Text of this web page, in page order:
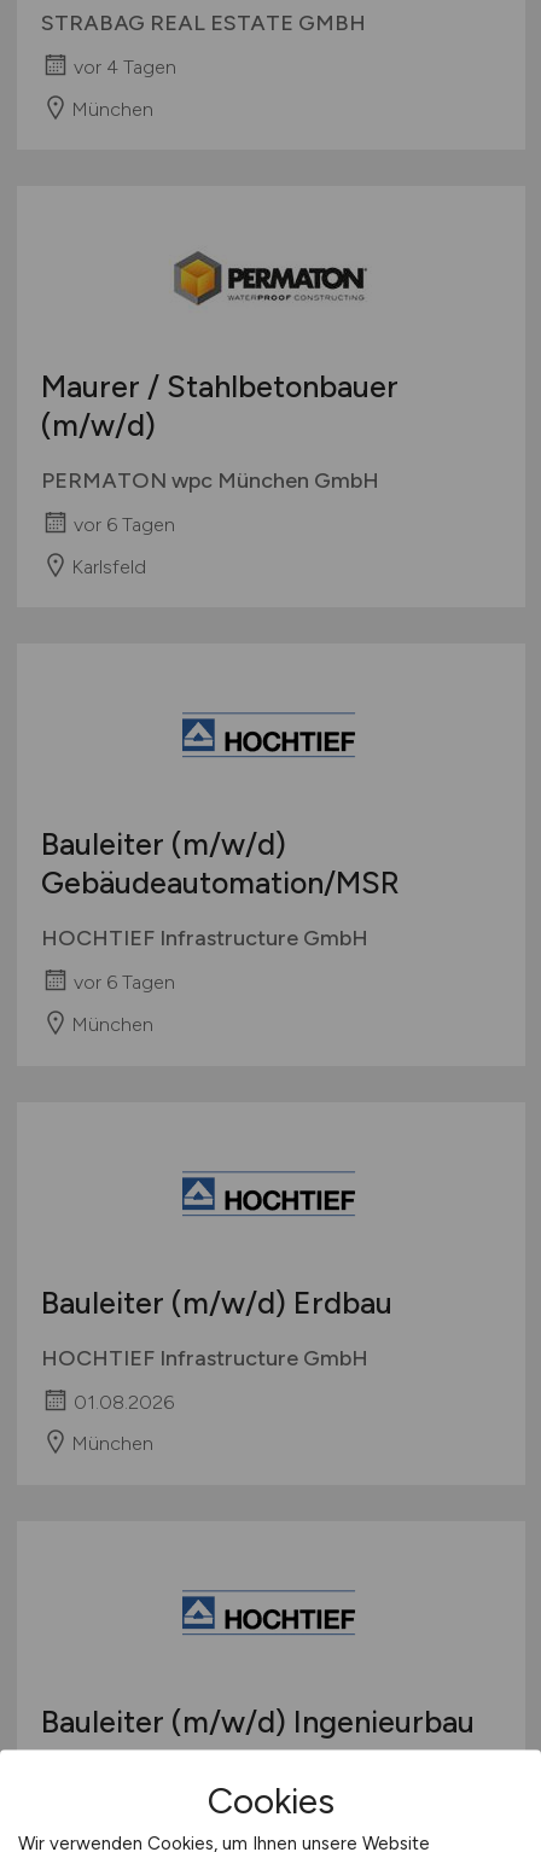
STRABAG REAL ESTATE GMBH
vor 4 Tagen
München
Maurer / Stahlbetonbauer
(m/w/d)
PERMATON wpc München GmbH
vor 6 Tagen
Karlsfeld
Bauleiter (m/w/d)
Gebäudeautomation/MSR
HOCHTIEF Infrastructure GmbH
vor 6 Tagen
München
Bauleiter (m/w/d) Erdbau
HOCHTIEF Infrastructure GmbH
01.08.2026
München
Bauleiter (m/w/d) Ingenieurbau
Cookies
Wir verwenden Cookies, um Ihnen unsere Website